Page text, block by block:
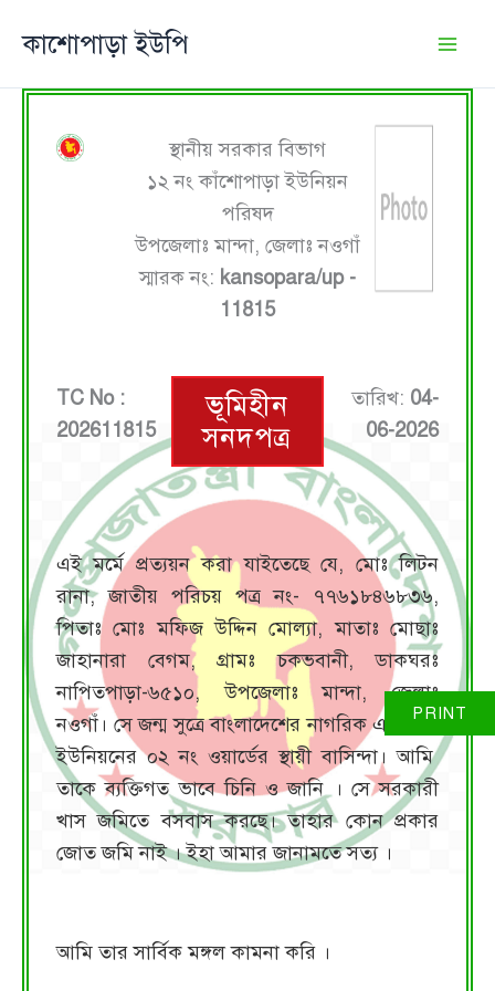
কাশোপাড়া ইউপি
স্থানীয় সরকার বিভাগ
১২ নং কাঁশোপাড়া ইউনিয়ন
পরিষদ
উপজেলাঃ মান্দা, জেলাঃ নওগাঁ
স্মারক নং: kansopara/up -
11815
TC No :
202611815
ভূমিহীন
সনদপত্র
তারিখ: 04-
06-2026
এই মর্মে প্রত্যয়ন করা যাইতেছে যে, মোঃ লিটন
রানা, জাতীয় পরিচয় পত্র নং- ৭৭৬১৮৪৬৮৩৬,
পিতাঃ মোঃ মফিজ উদ্দিন মোল্যা, মাতাঃ মোছাঃ
জাহানারা বেগম, গ্রামঃ চকভবানী, ডাকঘরঃ
নাপিতপাড়া-৬৫১০, উপজেলাঃ মান্দা, জেলাঃ
নওগাঁ। সে জন্ম সুত্রে বাংলাদেশের নাগরিক এবং অত্র
ইউনিয়নের ০২ নং ওয়ার্ডের স্থায়ী বাসিন্দা। আমি
তাকে ব্যক্তিগত ভাবে চিনি ও জানি । সে সরকারী
খাস জমিতে বসবাস করছে। তাহার কোন প্রকার
জোত জমি নাই । ইহা আমার জানামতে সত্য ।
আমি তার সার্বিক মঙ্গল কামনা করি ।